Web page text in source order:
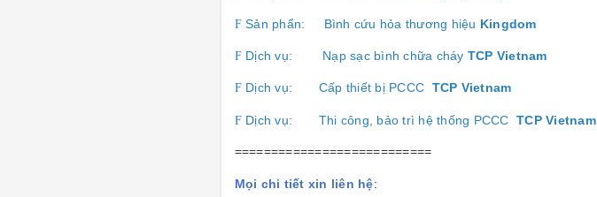
FSản phẩn: Bình cứu hỏa thương hiệu Kingdom
FDịch vụ: Nạp sạc bình chữa cháy TCP Vietnam
FDịch vụ: Cấp thiết bị PCCC TCP Vietnam
FDịch vụ: Thi công, bảo trì hệ thống PCCC TCP Vietnam
===========================
Mọi chi tiết xin liên hệ: